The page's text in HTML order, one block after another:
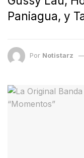
Paniagua, y
Por Notistarz